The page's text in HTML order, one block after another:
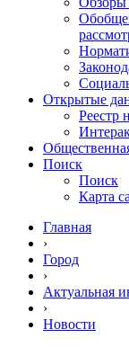
Открытые
Реестр
Поиск
Поиск
Карта
Главная
›
Город
›
Актуальная
›
Новости